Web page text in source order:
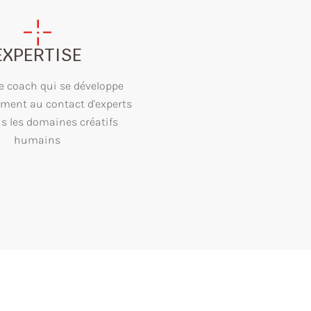
coach qui se développe
au contact d'experts
les domaines créatifs
humains